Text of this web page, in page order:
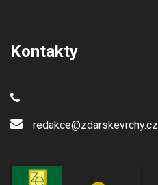
Kontakty
redakce@zdarskevrchy.cz